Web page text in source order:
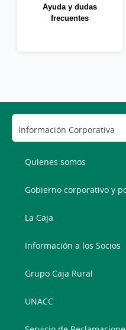
Ayuda y dudas
frecuentes
Quienes somos
Gobierno corporativo y
La Caja
Información a los Socios
Grupo Caja Rural
UNACC